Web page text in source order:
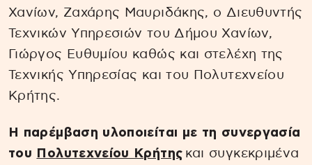
Χανίων, Ζαχάρης Μαυριδάκης, ο Διευθυντής
Τεχνικών Υπηρεσιών του Δήμου Χανίων,
Γιώργος Ευθυμίου καθώς και στελέχη της
Τεχνικής Υπηρεσίας και του Πολυτεχνείου
Κρήτης.
Η παρέμβαση υλοποιείται με τη συνεργασία
του Πολυτεχνείου Κρήτης και συγκεκριμένα